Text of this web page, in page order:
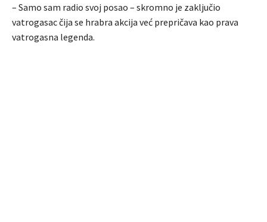
– Samo sam radio svoj posao – skromno je zaključio
vatrogasac čija se hrabra akcija već prepričava kao prava
vatrogasna legenda.